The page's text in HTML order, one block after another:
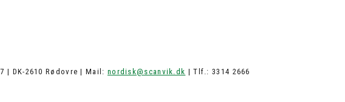
| DK-2610 Rødovre | Mail: nordisk@scanvik.dk | Tlf.: 3314 2666